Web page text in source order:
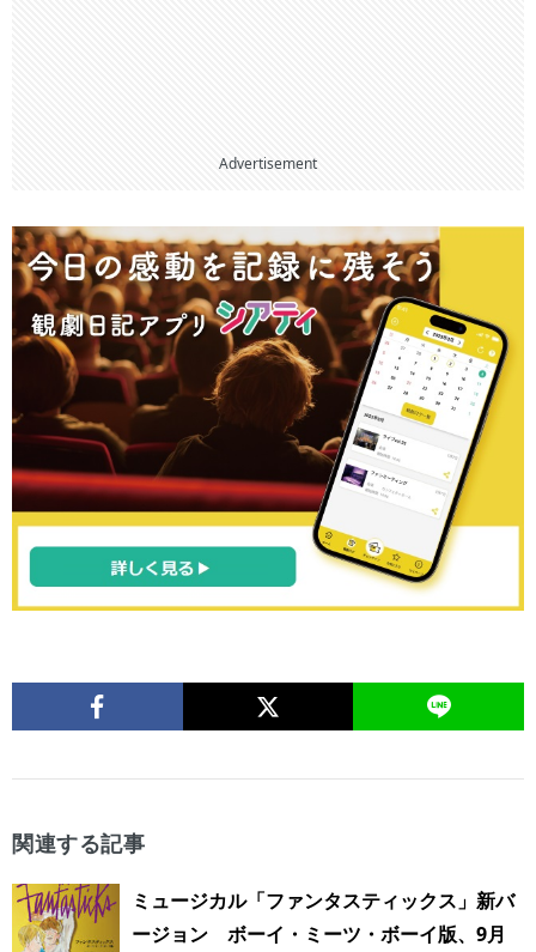
Advertisement
関連する記事
ミュージカル「ファンタスティックス」新バ
ージョン ボーイ・ミーツ・ボーイ版、9月